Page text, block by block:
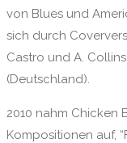
von Blues und
sich durch
Castro und A.
(Deutschland).
2010 nahm Chicken
Kompositionen auf,